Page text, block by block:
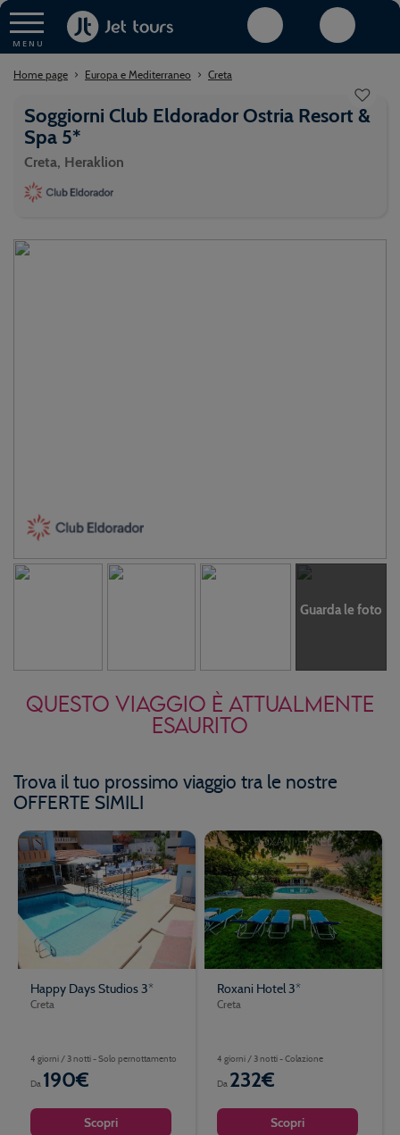
Home page Europa e Mediterraneo
Creta
Soggiorni Club Eldorador Ostria Resort &
Spa 5*
Creta, Heraklion
Guarda le foto
QUESTO VIAGGIO È ATTUALMENTE
ESAURITO
Trova il tuo prossimo viaggio tra le nostre
OFFERTE SIMILI
Happy Days Studios 3*
Creta
4 giorni / 3 notti - Solo pernottamento
Da 190€
Scopri
Roxani Hotel 3*
Creta
4 giorni / 3 notti - Colazione
Da 232€
Scopri